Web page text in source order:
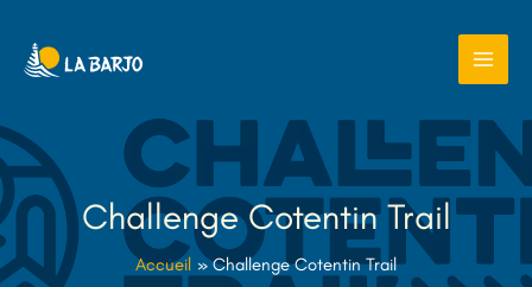
contenu
Challenge Cotentin Trail
Accueil Challenge Cotentin Trail